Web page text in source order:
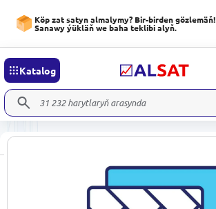
Köp zat satyn almalymy? Bir-birden gözlemäň!
Sanawy ýükläň we baha teklibi alyň.
Katalog